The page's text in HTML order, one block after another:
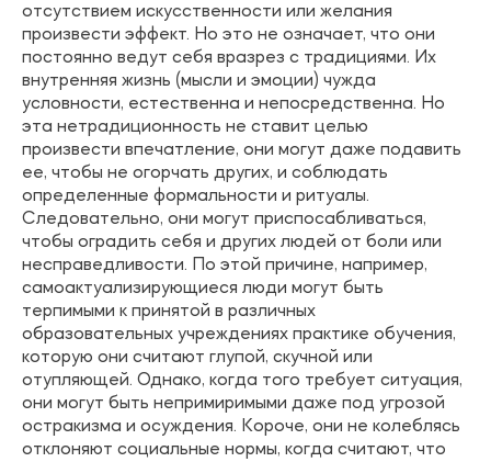
отсутствием искусственности или желания
произвести эффект. Но это не означает, что они
постоянно ведут себя вразрез с традициями. Их
внутренняя жизнь (мысли и эмоции) чужда
условности, естественна и непосредственна. Но
эта нетрадиционность не ставит целью
произвести впечатление, они могут даже подавить
ее, чтобы не огорчать других, и соблюдать
определенные формальности и ритуалы.
Следовательно, они могут приспосабливаться,
чтобы оградить себя и других людей от боли или
несправедливости. По этой причине, например,
самоактуализирующиеся люди могут быть
терпимыми к принятой в различных
образовательных учреждениях практике обучения,
которую они считают глупой, скучной или
отупляющей. Однако, когда того требует ситуация,
они могут быть непримиримыми даже под угрозой
остракизма и осуждения. Короче, они не колеблясь
отклоняют социальные нормы, когда считают, что